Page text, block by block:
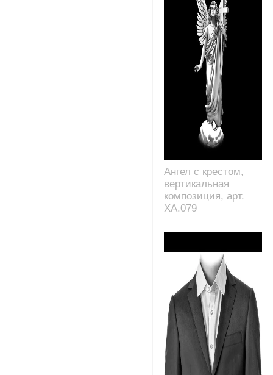
Ангел с крестом,
вертикальная
композиция, арт.
XA.079